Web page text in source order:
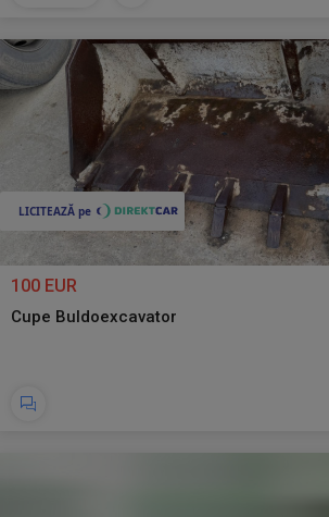
100 EUR
Cupe Buldoexcavator